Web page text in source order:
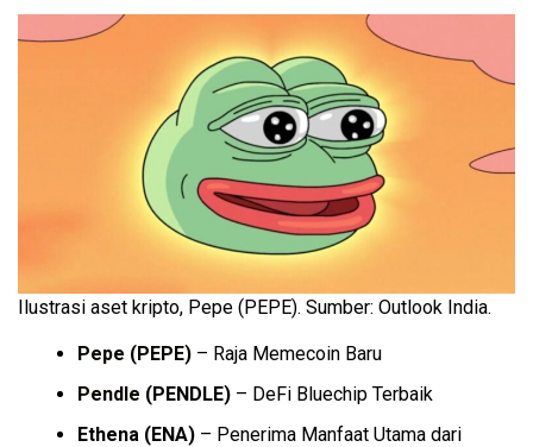
Ilustrasi aset kripto, Pepe (PEPE). Sumber: Outlook India.
Pepe (PEPE) – Raja Memecoin Baru
Pendle (PENDLE) – DeFi Bluechip Terbaik
Ethena (ENA) – Penerima Manfaat Utama dari